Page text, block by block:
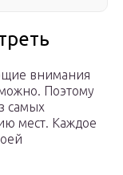
внимания
Поэтому
самых
мест. Каждое